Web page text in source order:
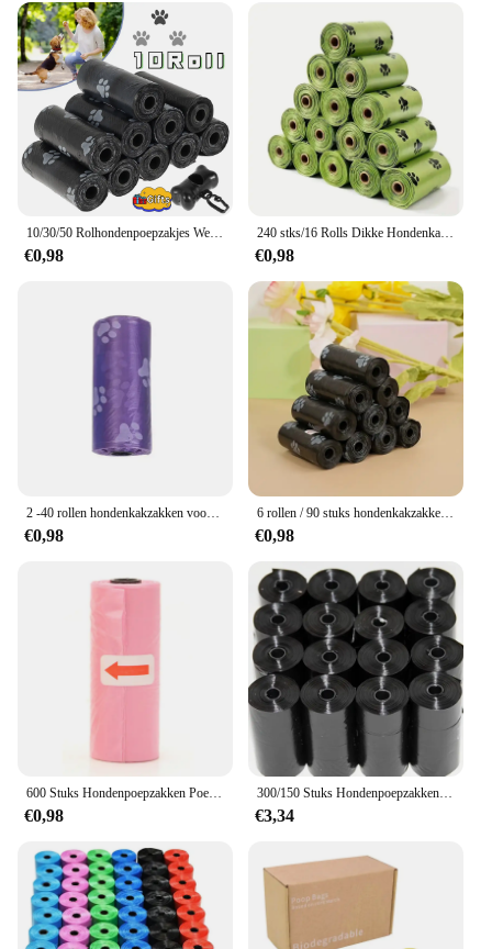
10/30/50 Rolhondenpoepzakjes Wegwerp Vuilniszakken Voor Huisdieren Hondenafvalzakken Ontwerp Huisdierpoep Opraap Beenzak Dispenser Gereedschap
€0,98
240 stks/16 Rolls Dikke Hondenkak Zakken, Lekvrije Huisdier Afvalzak Voor Hond Outdoor Wandelen
€0,98
2 -40 rollen hondenkakzakken voor buitenwandelingen Kattenafvalzak Doggie Outdoor Home Schone navulling Vuilniszak Dierbenodigdheden 15 zakken / rol
€0,98
6 rollen / 90 stuks hondenkakzakken, extra dikke lekvrije huisdierafvalzakken met gemakkelijk scheurontwerp, lekbestendig voor gebruik buitenshuis
€0,98
600 Stuks Hondenpoepzakken Poepzakjes Voor Huisdieren Wegwerp Hondenafvalzakken Bulk Poepzakken Lekvrije Hondenafvalzakken Voor Dierbenodigdheden
€0,98
300/150 Stuks Hondenpoepzakken, Draagbare Afvalzakken Voor Huisdieren, Duurzame En Lekvrije Vuilniszakken Voor Huisdieren, Schoonmaakbenodigdheden Voor Huisdieren
€3,34